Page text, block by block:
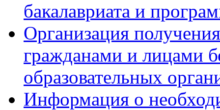
бакалавриата и
Организация
гражданами и лицами
образовательных
Информация о